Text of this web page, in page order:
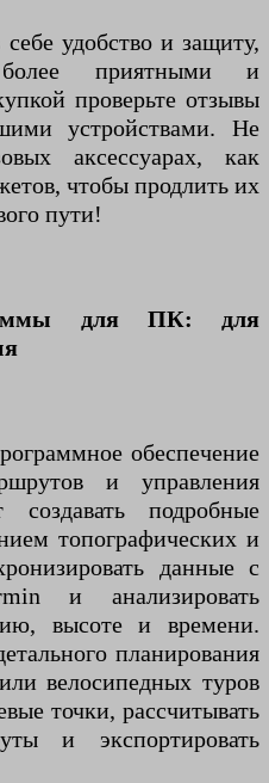
удобство и защиту,
приятными и
проверьте отзывы
устройствами. Не
аксессуарах, как
чтобы продлить их
пути!
для ПК: для
обеспечение
и управления
создавать подробные
топографических и
данные с
и анализировать
высоте и времени.
планирования
велосипедных туров
точки, рассчитывать
и экспортировать